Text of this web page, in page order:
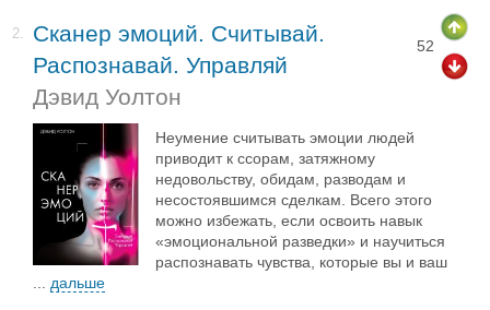
2.
Сканер эмоций. Считывай.
Распознавай. Управляй
Дэвид Уолтон
52
Неумение считывать эмоции людей
приводит к ссорам, затяжному
недовольству, обидам, разводам и
несостоявшимся сделкам. Всего этого
можно избежать, если освоить навык
«эмоциональной разведки» и научиться
распознавать чувства, которые вы и ваш
дальше